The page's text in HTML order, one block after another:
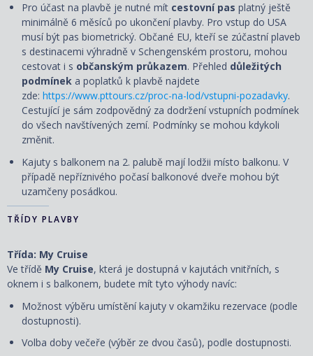
Pro účast na plavbě je nutné mít cestovní pas platný ještě
minimálně 6 měsíců po ukončení plavby. Pro vstup do USA
musí být pas biometrický. Občané EU, kteří se zúčastní plaveb
s destinacemi výhradně v Schengenském prostoru, mohou
cestovat i s občanským průkazem. Přehled důležitých
podmínek a poplatků k plavbě najdete
zde: https://www.pttours.cz/proc-na-lod/vstupni-pozadavky.
Cestující je sám zodpovědný za dodržení vstupních podmínek
do všech navštívených zemí. Podmínky se mohou kdykoli
změnit.
Kajuty s balkonem na 2. palubě mají lodžii místo balkonu. V
případě nepříznivého počasí balkonové dveře mohou být
uzamčeny posádkou.
TŘÍDY PLAVBY
Třída: My Cruise
Ve třídě My Cruise, která je dostupná v kajutách vnitřních, s
oknem i s balkonem, budete mít tyto výhody navíc:
Možnost výběru umístění kajuty v okamžiku rezervace (podle
dostupnosti).
Volba doby večeře (výběr ze dvou časů), podle dostupnosti.